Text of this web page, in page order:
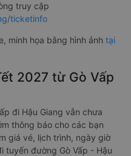
truy cập
ticketinfo
minh họa bằng hình ảnh tại
2027 từ Gò Vấp
đi Hậu Giang vẫn chưa
thông báo cho các bạn
giá vé, lịch trình, ngày giờ
tuyến đường Gò Vấp - Hậu